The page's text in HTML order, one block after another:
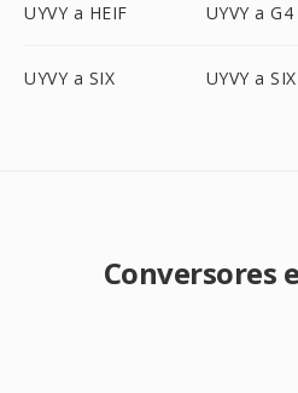
UYVY a HEIF UYVY a G4
UYVY a SIX UYVY a
Conversores